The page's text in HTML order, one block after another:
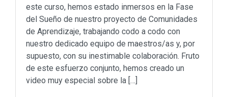
este curso, hemos estado inmersos en la Fase
del Sueño de nuestro proyecto de Comunidades
de Aprendizaje, trabajando codo a codo con
nuestro dedicado equipo de maestros/as y, por
supuesto, con su inestimable colaboración. Fruto
de este esfuerzo conjunto, hemos creado un
video muy especial sobre la […]